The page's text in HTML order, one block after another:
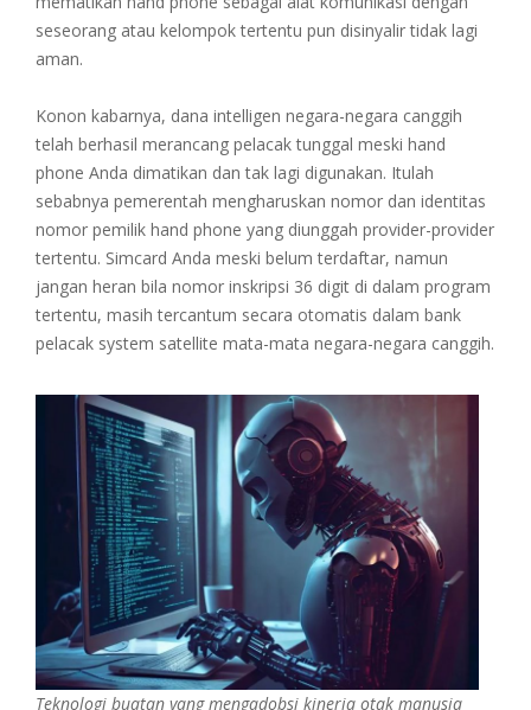
seseorang atau kelompok tertentu pun disinyalir tidak lagi
aman.
Konon kabarnya, dana intelligen negara-negara canggih
telah berhasil merancang pelacak tunggal meski hand
phone Anda dimatikan dan tak lagi digunakan. Itulah
sebabnya pemerentah mengharuskan nomor dan identitas
nomor pemilik hand phone yang diunggah provider-provider
tertentu. Simcard Anda meski belum terdaftar, namun
jangan heran bila nomor inskripsi 36 digit di dalam program
tertentu, masih tercantum secara otomatis dalam bank
pelacak system satellite mata-mata negara-negara canggih.
Teknologi buatan yang mengadobsi kinerja otak manusia